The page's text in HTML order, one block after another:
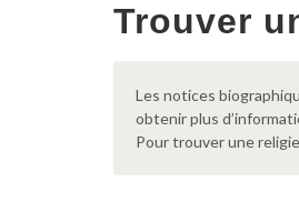
Trouver
Les notices
obtenir plus
Pour trouver une